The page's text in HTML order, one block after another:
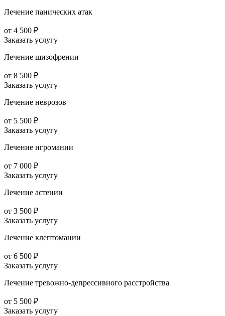
Лечение панических атак
от 4 500 ₽
Заказать услугу
Лечение шизофрении
от 8 500 ₽
Заказать услугу
Лечение неврозов
от 5 500 ₽
Заказать услугу
Лечение игромании
от 7 000 ₽
Заказать услугу
Лечение астении
от 3 500 ₽
Заказать услугу
Лечение клептомании
от 6 500 ₽
Заказать услугу
Лечение тревожно-депрессивного расстройства
от 5 500 ₽
Заказать услугу